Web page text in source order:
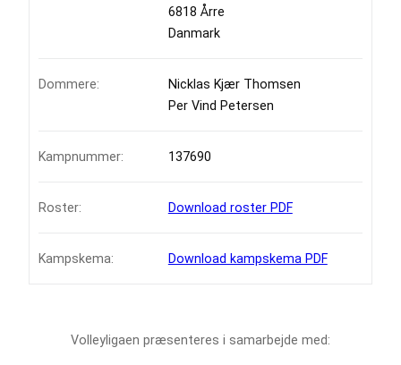
6818 Årre
Danmark
Dommere:
Nicklas Kjær Thomsen
Per Vind Petersen
Kampnummer: 137690
Roster: Download roster PDF
Kampskema: Download kampskema PDF
Volleyligaen præsenteres i samarbejde med: